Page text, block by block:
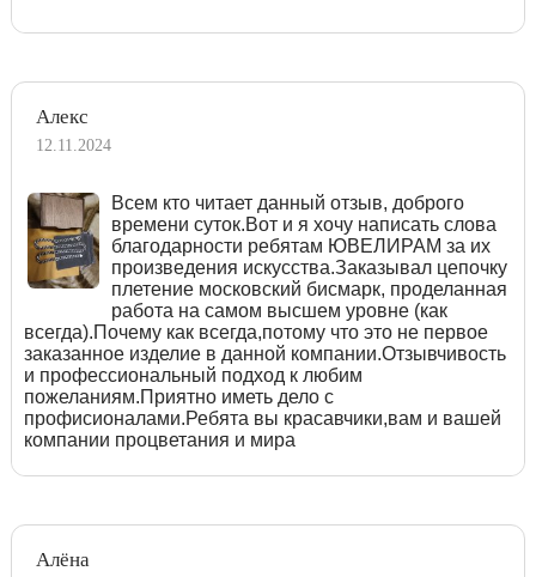
Алекс
12.11.2024
Всем кто читает данный отзыв, доброго
времени суток.Вот и я хочу написать слова
благодарности ребятам ЮВЕЛИРАМ за их
произведения искусства.Заказывал цепочку
плетение московский бисмарк, проделанная
работа на самом высшем уровне (как
всегда).Почему как всегда,потому что это не первое
заказанное изделие в данной компании.Отзывчивость
и профессиональный подход к любим
пожеланиям.Приятно иметь дело с
профисионалами.Ребята вы красавчики,вам и вашей
компании процветания и мира
Алёна